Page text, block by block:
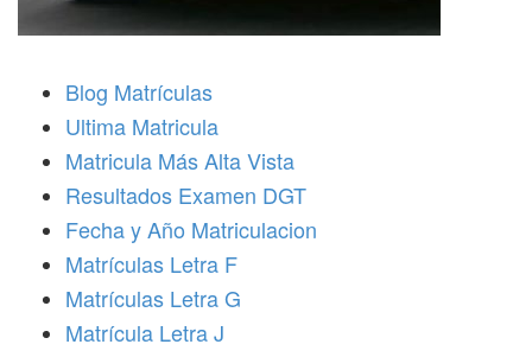
Blog Matrículas
Ultima Matricula
Matricula Más Alta Vista
Resultados Examen DGT
Fecha y Año Matriculacion
Matrículas Letra F
Matrículas Letra G
Matrícula Letra J